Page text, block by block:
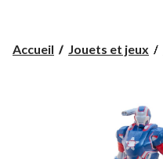
Accueil Jouets et jeux